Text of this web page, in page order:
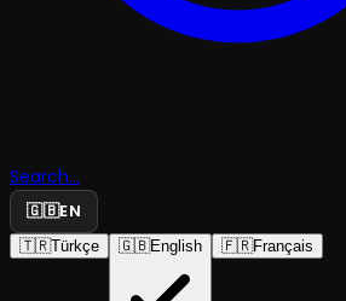
Search...
🇬🇧EN
🇹🇷Türkçe 🇬🇧English 🇫🇷Français